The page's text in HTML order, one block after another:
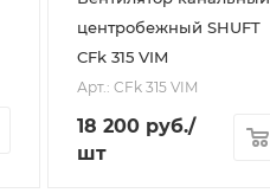
центробежный SHUFT
CFk 315 VIM
Арт.: CFk 315 VIM
18 200 руб./
шт